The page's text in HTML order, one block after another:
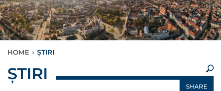
HOME › ȘTIRI
×
ȘTIRI
SHARE